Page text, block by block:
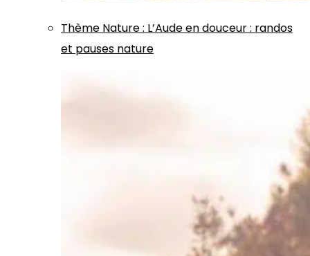
Thème Nature: L’Aude en douceur : randos
et pauses nature